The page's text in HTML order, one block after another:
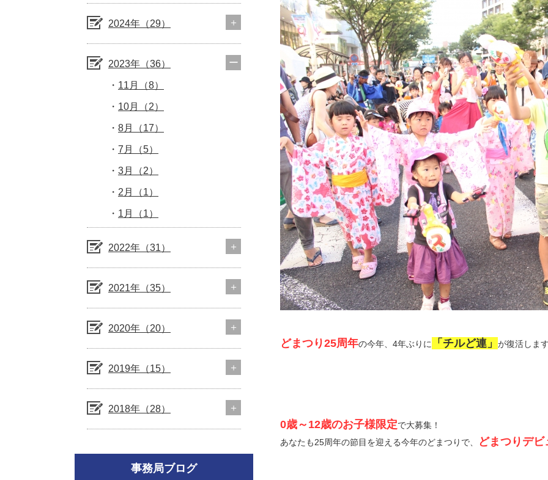
どまつり25周年の今年、4年ぶりに 「チルど連」 が復活しま
0歳～12歳のお子様限定で大募集！
あなたも25周年の節目を迎える今年のどまつりで、
どまつりデビ
2024年（29）
2023年（36）
11月（8）
10月（2）
8月（17）
7月（5）
3月（2）
2月（1）
1月（1）
2022年（31）
2021年（35）
2020年（20）
2019年（15）
2018年（28）
事務局ブログ